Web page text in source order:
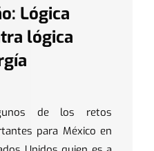
Lógica
lógica
de los retos
para México en